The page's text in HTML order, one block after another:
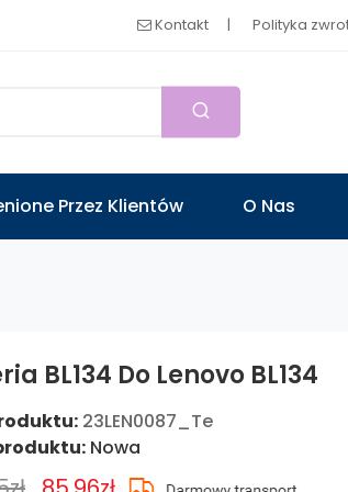
Kontakt Polityka
Przez Klientów O Nas
BL134 Do Lenovo BL134
23LEN0087_Te
Nowa